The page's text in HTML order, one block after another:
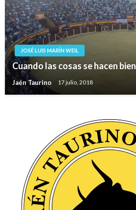
JOSÉ LUIS MARÍN WEIL
Cuando las cosas se hacen bien
Jaén Taurino 17 julio, 2018